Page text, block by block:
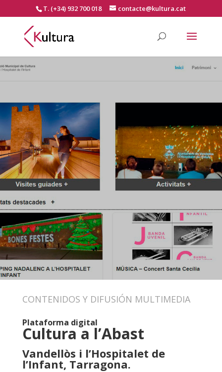
T. (+34) 932 700 018 contacte@kultura.cat
CONTENIDOS Y DIFUSIÓN MULTIMEDIA
Plataforma digital
Cultura a l’Abast
Vandellòs i l’Hospitalet de
l’Infant, Tarragona.